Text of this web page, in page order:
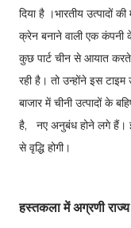
दिया है ।भारतीय उत्पादों
क्रेन बनाने वाली एक
कुछ पार्ट चीन से आयात
रही है। तो उन्होंने इस
बाजार में चीनी उत्पादों के
है, नए अनुबंध होने लगे हैं।
से वृद्धि होगी।
हस्तकला में अग्रणी राज्य